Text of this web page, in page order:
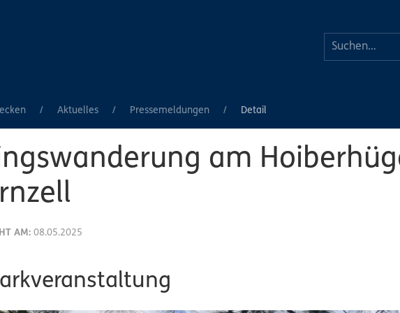
Aktuelles Pressemeldungen Detail
am
AM: 08.05.2025